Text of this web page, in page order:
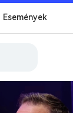
Események